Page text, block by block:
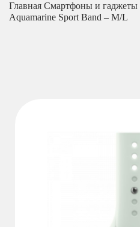
Главная Смартфоны и гаджеты
Aquamarine Sport Band – M/L